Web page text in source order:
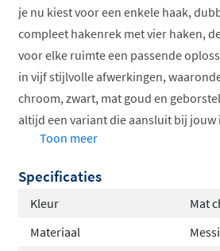
je nu kiest voor een enkele haak,
compleet hakenrek met vier haken,
voor elke ruimte een passende
in vijf stijlvolle afwerkingen,
chroom, zwart, mat goud en
altijd een variant die aansluit bij
het hoogwaardige messing en de
accessoire.
Gemaakt van duurzaam
Toon meer
Specificaties
Kleur
Mat
Materiaal